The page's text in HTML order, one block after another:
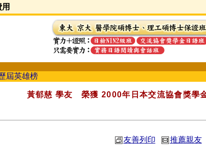
屆英雄榜
黃郁慈 學友 榮獲 2000年日本交流協會獎學
友善列印 推薦親友